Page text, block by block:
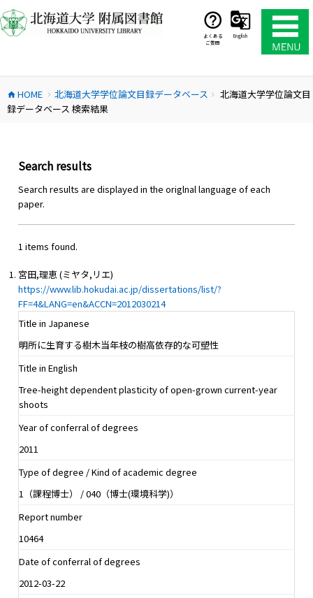
ン
テ
ス
キ
よくある
ご質問
English
home HOME chevron_right 北海道大学学位論文目録データベース chevron_right
北海道大学学位論文目
録データベース 検索結果
Search results
Search results are displayed in the origlnal language of each
paper.
1 items found.
宮田,理恵 (ミヤタ,リエ)
https://www.lib.hokudai.ac.jp/dissertations/list/?
FF=4&LANG=en&ACCN=2012030214
Title in Japanese
明所に生育する樹木当年枝の樹高依存的な可塑性
Title in English
Tree-height dependent plasticity of open-grown current-year
shoots
Year of conferral of degrees
2011
Type of degree / Kind of academic degree
1（課程博士） / 040（博士(環境科学)）
Report number
10464
Date of conferral of degrees
2012-03-22